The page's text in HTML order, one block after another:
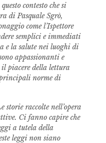
contesto che si
di Pasquale Sgrò,
come l’Ispettore
semplici e immediati
e la salute nei luoghi di
appassionanti e
piacere della lettura
norme di
raccolte nell’opera
Ci fanno capire che
a tutela della
leggi non siano